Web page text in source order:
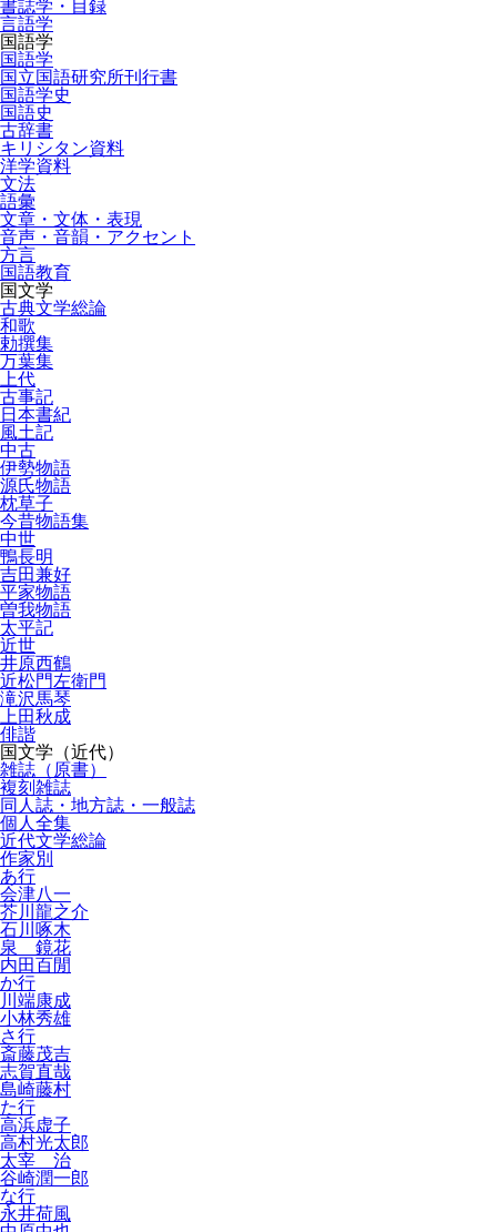
書誌学・目録
言語学
国語学
国語学
国立国語研究所刊行書
国語学史
国語史
古辞書
キリシタン資料
洋学資料
文法
語彙
文章・文体・表現
音声・音韻・アクセント
方言
国語教育
国文学
古典文学総論
和歌
勅撰集
万葉集
上代
古事記
日本書紀
風土記
中古
伊勢物語
源氏物語
枕草子
今昔物語集
中世
鴨長明
吉田兼好
平家物語
曽我物語
太平記
近世
井原西鶴
近松門左衛門
滝沢馬琴
上田秋成
俳諧
国文学（近代）
雑誌（原書）
複刻雑誌
同人誌・地方誌・一般誌
個人全集
近代文学総論
作家別
あ行
会津八一
芥川龍之介
石川啄木
泉 鏡花
内田百閒
か行
川端康成
小林秀雄
さ行
斎藤茂吉
志賀直哉
島崎藤村
た行
高浜虚子
高村光太郎
太宰 治
谷崎潤一郎
な行
永井荷風